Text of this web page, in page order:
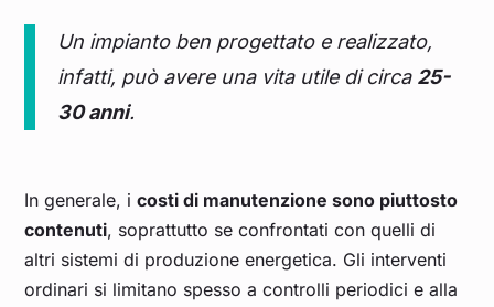
Un impianto ben progettato e realizzato,
infatti, può avere una vita utile di circa 25-
30 anni.
In generale, icosti di manutenzione sono piuttosto
contenuti, soprattutto se confrontati con quelli di
altri sistemi di produzione energetica. Gli interventi
ordinari si limitano spesso a controlli periodici e alla